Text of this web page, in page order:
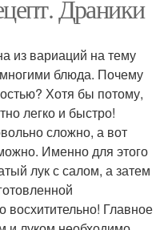
Драники
из вариаций на тему
блюда. Почему
Хотя бы потому,
легко и быстро!
сложно, а вот
Именно для этого
лук с салом, а затем
восхитительно! Главное